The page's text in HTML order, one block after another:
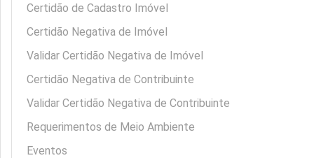
Certidão de Cadastro Imóvel
Certidão Negativa de Imóvel
Validar Certidão Negativa de Imóvel
Certidão Negativa de Contribuinte
Validar Certidão Negativa de Contribuinte
Requerimentos de Meio Ambiente
Eventos